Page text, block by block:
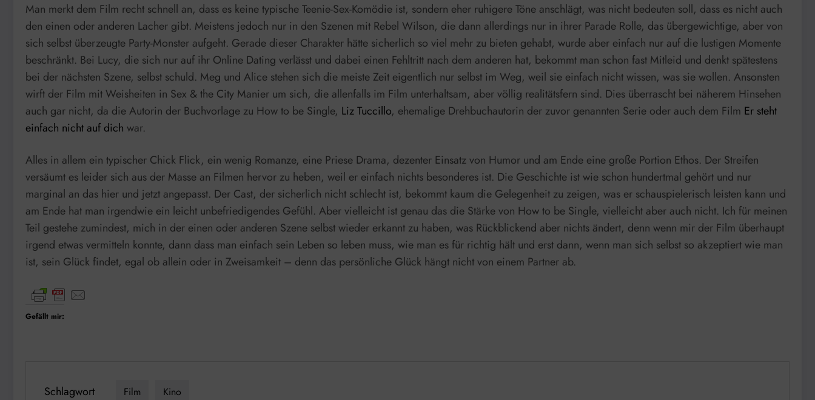
Man merkt dem Film recht schnell an, dass es keine typische Teenie-Sex-Komödie ist, sondern eher ruhigere Töne anschlägt, was nicht bedeuten soll, dass es nicht auch
den einen oder anderen Lacher gibt. Meistens jedoch nur in den Szenen mit Rebel Wilson, die dann allerdings nur in ihrer Parade Rolle, das übergewichtige, aber von
sich selbst überzeugte Party-Monster aufgeht. Gerade dieser Charakter hätte sicherlich so viel mehr zu bieten gehabt, wurde aber einfach nur auf die lustigen Momente
beschränkt. Bei Lucy, die sich nur auf ihr Online Dating verlässt und dabei einen Fehltritt nach dem anderen hat, bekommt man schon fast Mitleid und denkt spätestens
bei der nächsten Szene, selbst schuld. Meg und Alice stehen sich die meiste Zeit eigentlich nur selbst im Weg, weil sie einfach nicht wissen, was sie wollen. Ansonsten
wirft der Film mit Weisheiten in Sex & the City Manier um sich, die allenfalls im Film unterhaltsam, aber völlig realitätsfern sind. Dies überrascht bei näherem Hinsehen
auch gar nicht, da die Autorin der Buchvorlage zu How to be Single, Liz Tuccillo, ehemalige Drehbuchautorin der zuvor genannten Serie oder auch dem Film Er steht
einfach nicht auf dich war.
Alles in allem ein typischer Chick Flick, ein wenig Romanze, eine Priese Drama, dezenter Einsatz von Humor und am Ende eine große Portion Ethos. Der Streifen
versäumt es leider sich aus der Masse an Filmen hervor zu heben, weil er einfach nichts besonderes ist. Die Geschichte ist wie schon hundertmal gehört und nur
marginal an das hier und jetzt angepasst. Der Cast, der sicherlich nicht schlecht ist, bekommt kaum die Gelegenheit zu zeigen, was er schauspielerisch leisten kann und
am Ende hat man irgendwie ein leicht unbefriedigendes Gefühl. Aber vielleicht ist genau das die Stärke von How to be Single, vielleicht aber auch nicht. Ich für meinen
Teil gestehe zumindest, mich in der einen oder anderen Szene selbst wieder erkannt zu haben, was Rückblickend aber nichts ändert, denn wenn mir der Film überhaupt
irgend etwas vermitteln konnte, dann dass man einfach sein Leben so leben muss, wie man es für richtig hält und erst dann, wenn man sich selbst so akzeptiert wie man
ist, sein Glück findet, egal ob allein oder in Zweisamkeit – denn das persönliche Glück hängt nicht von einem Partner ab.
Gefällt mir:
Schlagwort Film Kino